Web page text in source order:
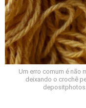
Um erro comum é não
deixando o crochê